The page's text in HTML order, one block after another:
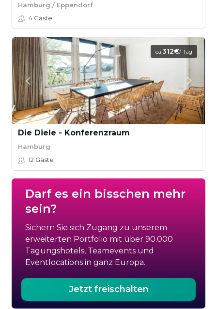
Hamburg / Eppendorf
4 Gäste
ca.312€/ Tag
Die Diele - Konferenzraum
Hamburg
12 Gäste
Darf es ein bisschen mehr
sein?
Sichern Sie sich Zugang zu unserem
erweiterten Portfolio mit über 90.000
Tagungshotels, Teamevents und
Eventlocations in ganz Europa.
Jetzt freischalten